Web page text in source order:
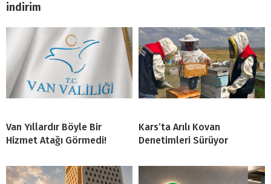
indirim
Van Yıllardır Böyle Bir
Hizmet Atağı Görmedi!
Kars’ta Arılı Kovan
Denetimleri Sürüyor